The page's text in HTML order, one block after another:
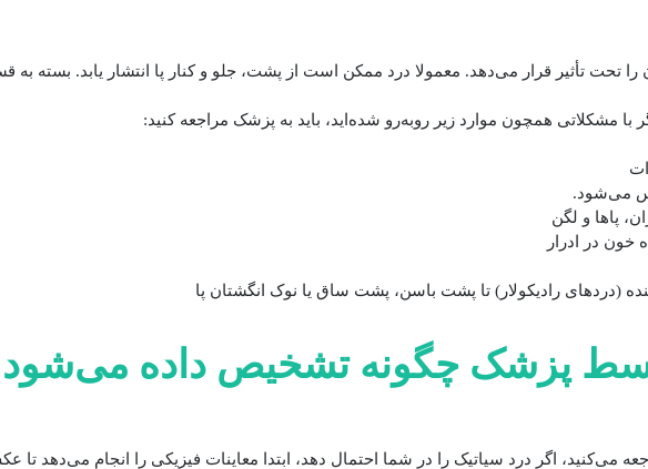
تأثیر قرار می‌دهد. معمولا درد ممکن است از پشت، جلو و کنار پا انتشار یابد. بسته به
با مشکلاتی همچون موارد زیر روبه‌رو شده‌اید، باید به پزشک مراجعه کنید:
می‌شود.
پاها و لگن
خون در ادرار
(دردهای رادیکولار) تا پشت باسن، پشت ساق یا نوک انگشتان پا
پزشک چگونه تشخیص داده می‌شود
اگر درد سیاتیک را در شما احتمال دهد، ابتدا معاینات فیزیکی را انجام می‌دهد